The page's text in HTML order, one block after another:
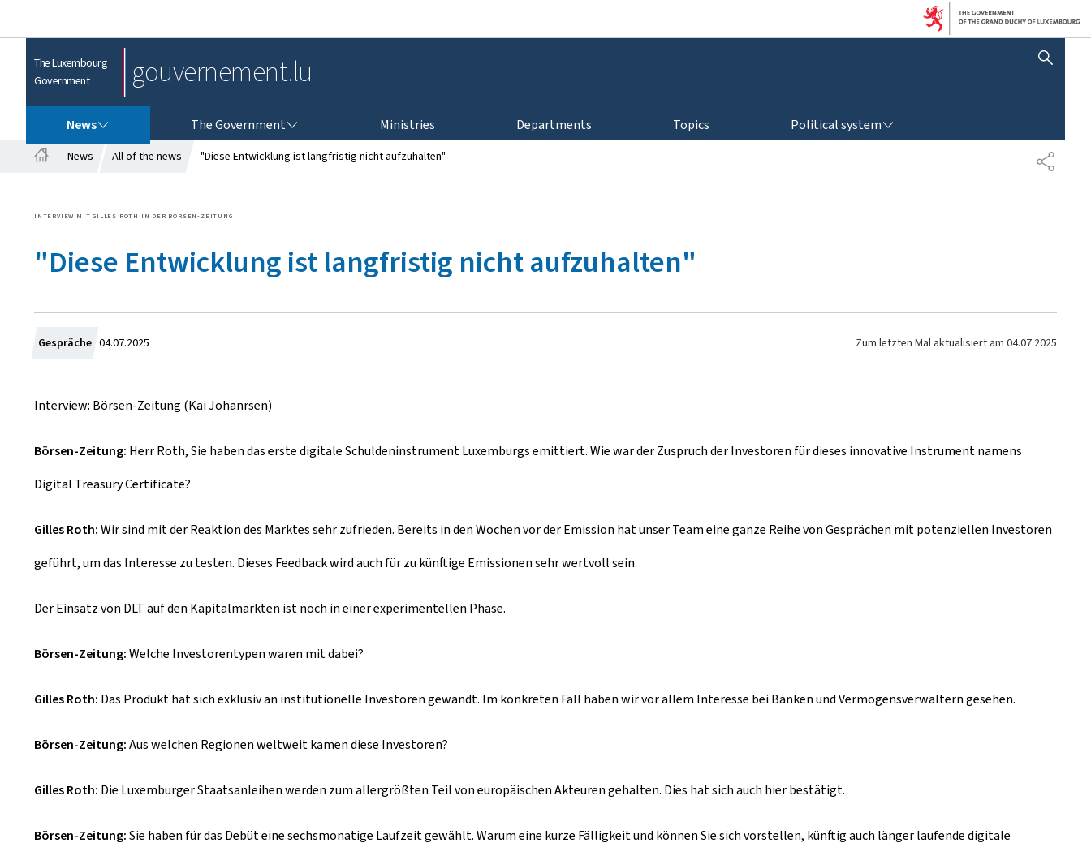
The Luxembourg
Government
gouvernement.lu SHOW HIDE SEARCH
News The Government Ministries Departments Topics Political system
T
E
e
News All of the news "Diese Entwicklung ist langfristig nicht aufzuhalten"
"Diese Entwicklung ist langfristig nicht aufzuhalten"
INTERVIEW MIT GILLES ROTH IN DER BÖRSEN-ZEITUNG
Gespräche C
r
e
n
04.07.2025 Zum letzten Mal aktualisiert am 04.07.2025
Interview: Börsen-Zeitung (Kai Johanrsen)
Börsen-Zeitung: Herr Roth, Sie haben das erste digitale Schuldeninstrument Luxemburgs emittiert. Wie war der Zuspruch der Investoren für dieses innovative Instrument namens
Digital Treasury Certificate?
Gilles Roth:Wir sind mit der Reaktion des Marktes sehr zufrieden. Bereits in den Wochen vor der Emission hat unser Team eine ganze Reihe von Gesprächen mit potenziellen Investoren
geführt, um das Interesse zu testen. Dieses Feedback wird auch für zu künftige Emissionen sehr wertvoll sein.
Der Einsatz von DLT auf den Kapitalmärkten ist noch in einer experimentellen Phase.
Börsen-Zeitung:Welche Investorentypen waren mit dabei?
Gilles Roth: Das Produkt hat sich exklusiv an institutionelle Investoren gewandt. Im konkreten Fall haben wir vor allem Interesse bei Banken und Vermögensverwaltern gesehen.
Börsen-Zeitung:Aus welchen Regionen weltweit kamen diese Investoren?
Gilles Roth: Die Luxemburger Staatsanleihen werden zum allergrößten Teil von europäischen Akteuren gehalten. Dies hat sich auch hier bestätigt.
Börsen-Zeitung:Sie haben für das Debüt eine sechsmonatige Laufzeit gewählt. Warum eine kurze Fälligkeit und können Sie sich vorstellen, künftig auch länger laufende digitale